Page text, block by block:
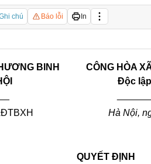
chú Báo lỗi In
BINH
CÔNG HÒA X
Độc
Hà Nội,
QUYẾT ĐỊNH